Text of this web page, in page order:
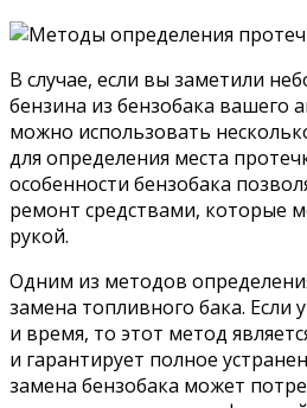
В случае, если вы заметили
бензина из бензобака вашего
можно использовать
для определения места
особенности бензобака
ремонт средствами, которые
рукой.
Одним из методов
замена топливного бака. Если
и время, то этот метод
и гарантирует полное
замена бензобака может